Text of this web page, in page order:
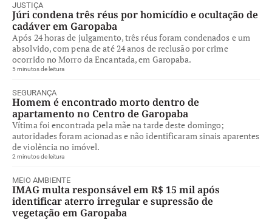
JUSTIÇA
Júri condena três réus por homicídio e ocultação de
cadáver em Garopaba
Após 24 horas de julgamento, três réus foram condenados e um
absolvido, com pena de até 24 anos de reclusão por crime
ocorrido no Morro da Encantada, em Garopaba.
5 minutos de leitura
SEGURANÇA
Homem é encontrado morto dentro de
apartamento no Centro de Garopaba
Vítima foi encontrada pela mãe na tarde deste domingo;
autoridades foram acionadas e não identificaram sinais aparentes
de violência no imóvel.
2 minutos de leitura
MEIO AMBIENTE
IMAG multa responsável em R$ 15 mil após
identificar aterro irregular e supressão de
vegetação em Garopaba